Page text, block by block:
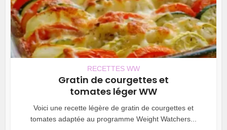
RECETTES WW
Gratin de courgettes et
tomates léger WW
Voici une recette légère de gratin de courgettes et
tomates adaptée au programme Weight Watchers...